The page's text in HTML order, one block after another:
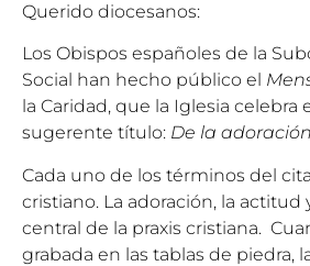
Querido diocesanos:
Los Obispos españoles de la
Social han hecho público el
la Caridad, que la Iglesia celebra
sugerente título: De la
Cada uno de los términos del
cristiano. La adoración, la
central de la praxis cristiana.
grabada en las tablas de piedra,